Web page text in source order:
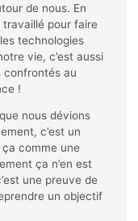
de nous. En
travaillé pour faire
technologies
vie, c’est aussi
confrontés au
!
nous dévions
c’est un
comme une
ça n’en est
une preuve de
un objectif